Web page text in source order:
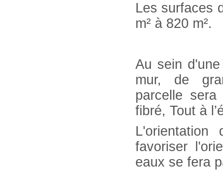
Les surfaces
m² à 820 m².
Au sein
mur, de
parcelle
fibré, Tout à
favoriser
eaux se fera